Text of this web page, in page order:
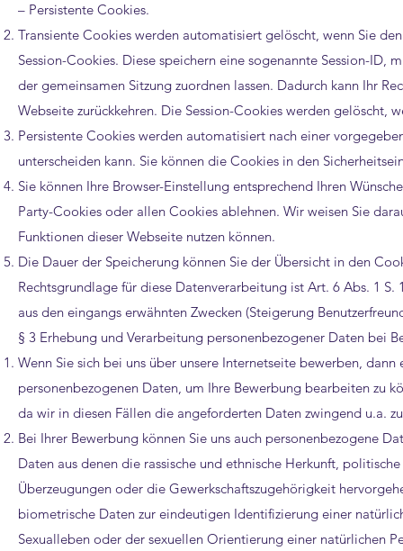
– Persistente Cookies.
Transiente Cookies werden automatisiert gelöscht, wenn Sie
Session-Cookies. Diese speichern eine sogenannte Session-ID,
der gemeinsamen Sitzung zuordnen lassen. Dadurch kann Ihr
Webseite zurückkehren. Die Session-Cookies werden gelöscht,
Persistente Cookies werden automatisiert nach einer
unterscheiden kann. Sie können die Cookies in den
Sie können Ihre Browser-Einstellung entsprechend Ihren
Party-Cookies oder allen Cookies ablehnen. Wir weisen Sie
Funktionen dieser Webseite nutzen können.
Die Dauer der Speicherung können Sie der Übersicht in den
Rechtsgrundlage für diese Datenverarbeitung ist Art. 6 Abs. 1
aus den eingangs erwähnten Zwecken (Steigerung
§ 3 Erhebung und Verarbeitung personenbezogener Daten bei
Wenn Sie sich bei uns über unsere Internetseite bewerben,
personenbezogenen Daten, um Ihre Bewerbung bearbeiten zu
da wir in diesen Fällen die angeforderten Daten zwingend u.a.
Bei Ihrer Bewerbung können Sie uns auch personenbezogene
Daten aus denen die rassische und ethnische Herkunft,
Überzeugungen oder die Gewerkschaftszugehörigkeit
biometrische Daten zur eindeutigen Identifizierung einer
Sexualleben oder der sexuellen Orientierung einer natürlichen